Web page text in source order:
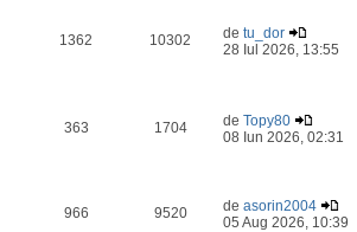
1362 10302 detu_dor
28 Iul 2026, 13:55
363 1704 deTopy80
08 Iun 2026, 02:31
966 9520 deasorin2004
05 Aug 2026, 10:39